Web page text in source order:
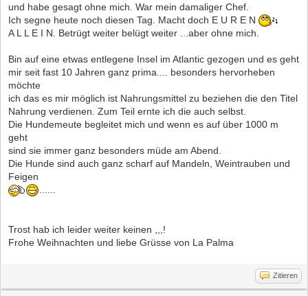
und habe gesagt ohne mich. War mein damaliger Chef.
Ich segne heute noch diesen Tag. Macht doch E U R E N
A L L E I N. Betrügt weiter belügt weiter ...aber ohne mich.
Bin auf eine etwas entlegene Insel im Atlantic gezogen und es geht
mir seit fast 10 Jahren ganz prima.... besonders hervorheben
möchte
ich das es mir möglich ist Nahrungsmittel zu beziehen die den Titel
Nahrung verdienen. Zum Teil ernte ich die auch selbst.
Die Hundemeute begleitet mich und wenn es auf über 1000 m
geht
sind sie immer ganz besonders müde am Abend.
Die Hunde sind auch ganz scharf auf Mandeln, Weintrauben und
Feigen
Trost hab ich leider weiter keinen ,,,!
Frohe Weihnachten und liebe Grüsse von La Palma
Zitieren